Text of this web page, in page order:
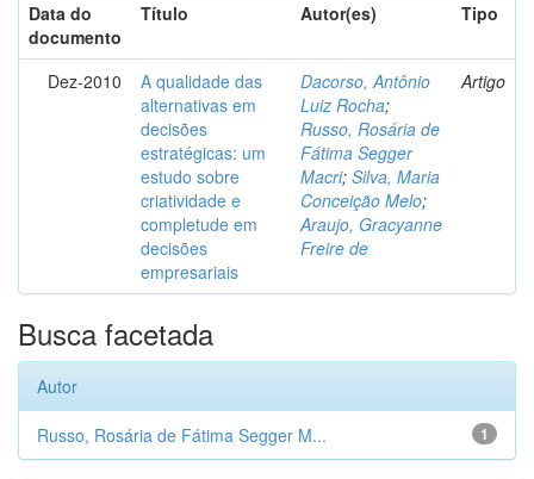
Data do
documento
Título Autor(es) Tipo
Dez-2010
A qualidade das
alternativas em
decisões
estratégicas: um
estudo sobre
criatividade e
completude em
decisões
empresariais
Dacorso, Antônio
Luiz Rocha;
Russo, Rosária de
Fátima Segger
Macri; Silva, Maria
Conceição Melo;
Araujo, Gracyanne
Freire de
Artigo
Busca facetada
Autor
1
Russo, Rosária de Fátima Segger M...